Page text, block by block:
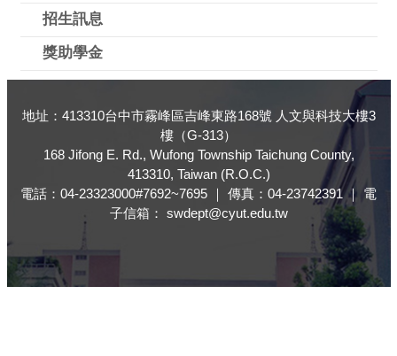
招生訊息
獎助學金
地址：413310台中市霧峰區吉峰東路168號 人文與科技大樓3
樓（G-313）
168 Jifong E. Rd., Wufong Township Taichung County,
413310, Taiwan (R.O.C.)
電話：04-23323000#7692~7695 ｜ 傳真：04-23742391 ｜ 電
子信箱： swdept@cyut.edu.tw